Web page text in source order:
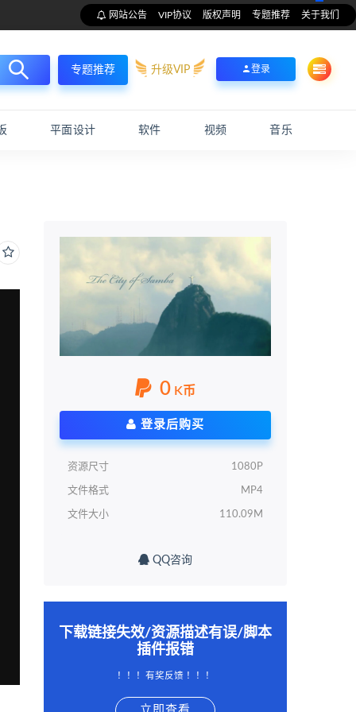
网站公告 VIP协议 版权声明 专题推荐 关于我们
专题推荐 升级VIP 登录
平面设计 软件 视频 音乐
0 K币
登录后购买
资源尺寸 1080P
文件格式 MP4
文件大小 110.09M
QQ咨询
下载链接失效/资源描述有误/脚本
插件报错
！！！有奖反馈 ！！！